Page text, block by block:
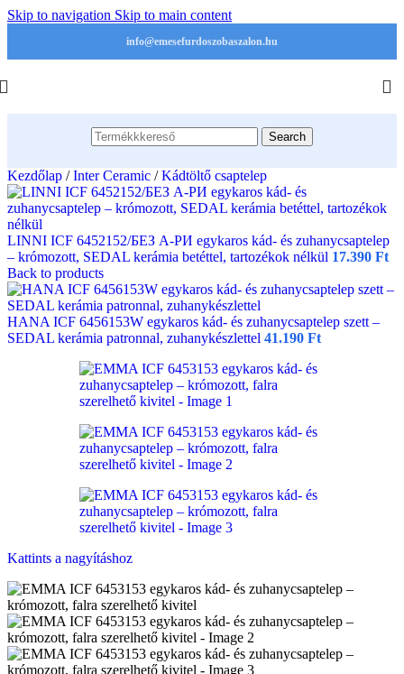
Skip to navigation Skip to main content
info@emesefurdoszobaszalon.hu
Search
Kezdőlap / Inter Ceramic / Kádtöltő csaptelep
LINNI ICF 6452152/БЕЗ А-РИ egykaros kád- és zuhanycsaptelep
– krómozott, SEDAL kerámia betéttel, tartozékok nélkül 17.390 Ft
Back to products
HANA ICF 6456153W egykaros kád- és zuhanycsaptelep szett –
SEDAL kerámia patronnal, zuhanykészlettel 41.190 Ft
Kattints a nagyításhoz